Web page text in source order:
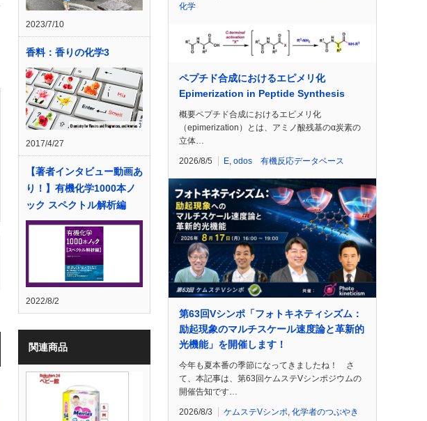
2023/7/10
香料：香りの化学3
2017/4/27
【著者インタビュー動画あ
り！】有機化学1000本ノ
ック スペクトル解析編
2022/8/2
関連商品
化学
ペプチド合成におけるエピメリ化
Epimerization in Peptide Synthesis
概要ペプチド合成におけるエピメリ化
（epimerization）とは、アミノ酸残基のα炭素の
立体…
2026/8/5 E odos 有機反応データベース
第63回Vシンポ「フォトキネティシズム：
励起現象のマルチスケール速度論と革新的
光機能」を開催します！
今年も夏本番の季節になってきましたね！ さ
て、本記事は、第63回ケムステVシンポジウムの
開催告知です…
2026/8/3 ケムステVシンポ, 化学者のつぶやき